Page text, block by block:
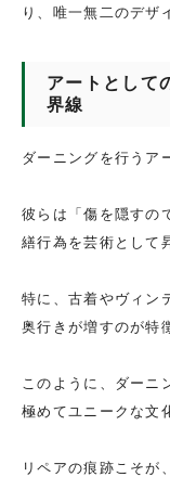
り、唯一無二のデザ
アートとし
界線
ダーニングを行うア
彼らは「傷を隠すの
繕行為を芸術として
特に、古着やヴィン
奥行きが増すのが特
このように、ダーニ
極めてユニークな文
リペアの痕跡こそが